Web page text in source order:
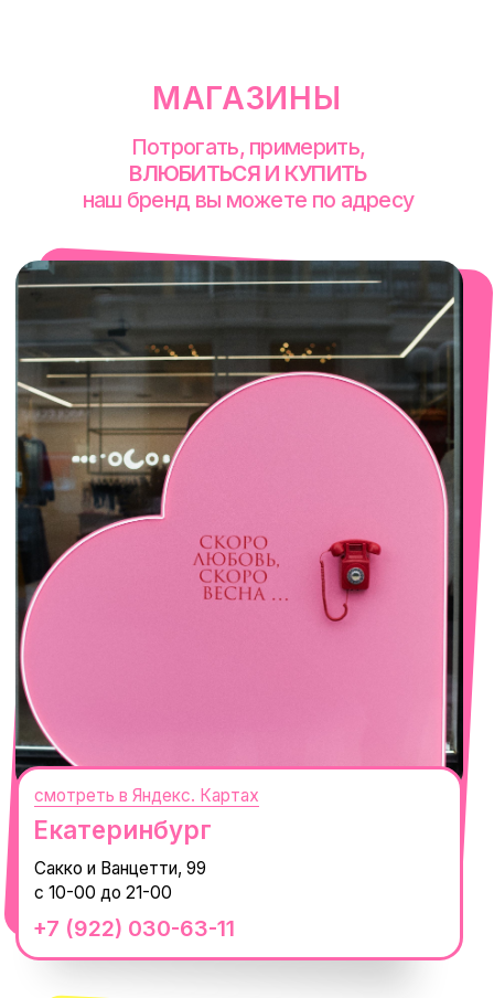
Сакко и Ванцетти, 99
+7 (922) 030-63-11
с 10-00 до 21-00
смотреть в Яндекс. Картах
Сочи
Горная Карусель, 3
+7 (919) 374-04-04
с 10-00 до 22-00